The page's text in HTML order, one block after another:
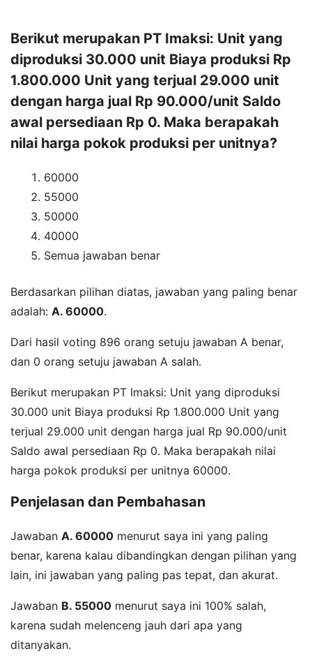
Berikut merupakan PT Imaksi: Unit yang
diproduksi 30.000 unit Biaya produksi Rp
1.800.000 Unit yang terjual 29.000 unit
dengan harga jual Rp 90.000/unit Saldo
awal persediaan Rp 0. Maka berapakah
nilai harga pokok produksi per unitnya?
60000
55000
50000
40000
Semua jawaban benar
Berdasarkan pilihan diatas, jawaban yang paling benar
adalah: A. 60000.
Dari hasil voting 896 orang setuju jawaban A benar,
dan 0 orang setuju jawaban A salah.
Berikut merupakan PT Imaksi: Unit yang diproduksi
30.000 unit Biaya produksi Rp 1.800.000 Unit yang
terjual 29.000 unit dengan harga jual Rp 90.000/unit
Saldo awal persediaan Rp 0. Maka berapakah nilai
harga pokok produksi per unitnya 60000.
Penjelasan dan Pembahasan
Jawaban A. 60000 menurut saya ini yang paling
benar, karena kalau dibandingkan dengan pilihan yang
lain, ini jawaban yang paling pas tepat, dan akurat.
Jawaban B. 55000 menurut saya ini 100% salah,
karena sudah melenceng jauh dari apa yang
ditanyakan.